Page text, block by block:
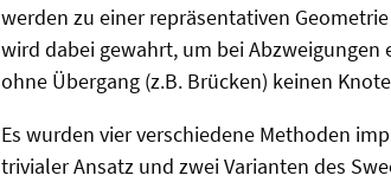
werden zu einer repräsentativen
wird dabei gewahrt, um bei
ohne Übergang (z.B. Brücken) keinen
Es wurden vier verschiedene Methoden
trivialer Ansatz und zwei Varianten des